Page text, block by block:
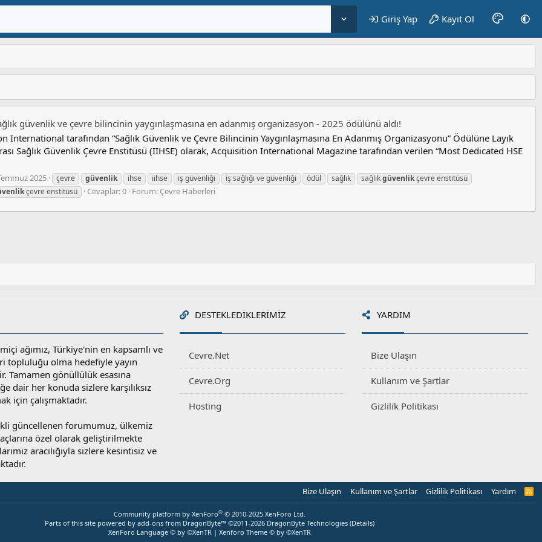
Giriş Yap Kayıt Ol
güvenlik ve çevre bilincinin yaygınlaşmasına en adanmış organizasyon - 2025 ödülünü aldı!
International tarafından “Sağlık Güvenlik ve Çevre Bilincinin Yaygınlaşmasına En Adanmış Organizasyonu” Ödülüne Layık
Sağlık Güvenlik Çevre Enstitüsü (IIHSE) olarak, Acquisition International Magazine tarafından verilen “Most Dedicated HSE
2025 çevre güvenlik ihse iihse iş güvenliği iş sağlığı ve güvenliği ödül sağlık sağlıkgüvenlikçevre enstitüsü
çevre enstitüsü Cevaplar: 0 Forum: Çevre Haberleri
ağımız, Türkiye'nin en kapsamlı ve
topluluğu olma hedefiyle yayın
Tamamen gönüllülük esasına
dair her konuda sizlere karşılıksız
için çalışmaktadır.
güncellenen forumumuz, ülkemiz
özel olarak geliştirilmekte
aracılığıyla sizlere kesintisiz ve
DESTEKLEDIKLERIMIZ
Cevre.Net
Cevre.Org
Hosting
YARDIM
Bize Ulaşın
Kullanım ve Şartlar
Gizlilik Politikası
Bize Ulaşın Kullanım ve Şartlar Gizlilik Politikası Yardım
R
Community platform by XenForo® © 2010-2025 XenForo Ltd.
Parts of this site powered by add-ons from DragonByte™ ©2011-2026 DragonByte Technologies (Details)
XenForo Language © by ©XenTR | Xenforo Theme © by ©XenTR